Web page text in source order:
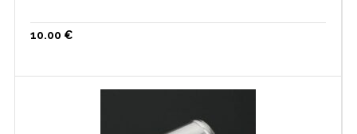
10.00 €